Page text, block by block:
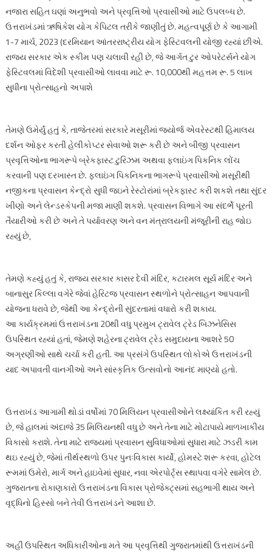
નજારા સહિત ઘણાં અનુભવો અને પ્રવૃત્તિઓ પ્રવાસીઓ માટે ઉપલબ્ધ છે.
ઉત્તરાખંડમાં ઋષિકેશ યોગ કેપિટલ તરીકે જાણીતું છે. મહત્વપૂર્ણ છે કે આગામી
1-7 માર્ચ, 2023 (દરમિયાન આંતરરાષ્ટ્રીય યોગ ફેસ્ટિવલની યોજી રહ્યાં છીએ.
રાજ્ય સરકાર એક સ્કીમ પણ ચલાવી રહી છે, જે આર્ગત ટુર ઓપરેટર્સને યોગ
ફેસ્ટિવલમાં વિદેશી પ્રવાસીઓ લાવવા માટે રૂ. 10,000થી મહત્તમ રૂ. 5 લાખ
સુધીના પ્રોત્સાહનો અપાશે
તેમણે ઉમેર્યું હતું કે, તાજેતરમાં સરકારે મસૂરીમાં જ્યોર્જ એવરેસ્ટથી હિમાલય
દર્શન ઓફર કરતી હેલીકોપ્ટર સેવાઓ શરૂ કરી છે અને બીજી પ્રવાસન
પ્રવૃત્તિઓના ભાગરૂપે બ્રેકફાસ્ટ ટુરિઝમ અથવા ફ્લાઇંગ પિકનિક લોંચ
કરવાની પણ દરખાસ્ત છે. ફ્લાઇંગ પિકનિકના ભાગરૂપે પ્રવાસીઓ મસૂરીથી
નજીકના પ્રવાસન કેન્દ્રો સુધી જઇને રેસ્ટોરાંમાં બ્રેકફાસ્ટ કરી શકશે તથા સુંદર
ખીણો અને લેન્ડસ્કેપની મજા માણી શકશે. પ્રવાસન વિભાગે આ સંદર્ભે પૂરતી
તૈયારીઓ કરી છે અને તે પર્યાવરણ અને વન મંત્રાલયની મંજૂરીની રાહ જોઇ
રહ્યું છે,
તેમણે કહ્યું હતું કે, રાજ્ય સરકાર કાસર દેવી મંદિર, કટારમલ સૂર્ય મંદિર અને
બાનાસુર કિલ્લા વગેરે જેવાં હેરિટજ પ્રવાસન સ્થળોને પ્રોત્સાહન આપવાની
યોજના ધરાવે છે, જેથી આ કેન્દ્રોની સુંદરતામાં વધારો કરી શકાય.
આ કાર્યક્રમમાં ઉત્તરાખંડના 20થી વધુ પ્રમુખ ટ્રાવેલ ટ્રેડ બિઝનેસિસ
ઉપસ્થિત રહ્યાં હતાં, જેમણે શહેરના ટ્રાવેલ ટ્રેડ સમુદાયના આશરે 50
અગ્રણીઓ સાથે ચર્ચા કરી હતી. આ પ્રસંગે ઉપસ્થિત લોકોએ ઉત્તરાખંડની
યાદ અપાવતી વાનગીઓ અને સાંસ્કૃતિક ઉત્સવોનો આનંદ માણ્યો હતો.
ઉત્તરાખંડ આગામી થોડાં વર્ષોમાં 70 મિલિયન પ્રવાસીઓને લક્ષ્યાંકિત કરી રહ્યું
છે, જે હાલમાં અંદાજે 35 મિલિયનથી વધુ છે અને તેના માટે મોટાપાયે માળખાકીય
વિકાસો કરાશે. તેના માટે રાજ્યમાં પ્રવાસન સુવિધાઓમાં સુધારા માટે ઝડરી કામ
થઇ રહ્યું છે, જેમાં તીર્થસ્થળો ઉપર પુનઃવિકાસ કાર્યો, હોમસ્ટે શરૂ કરવા, હોટેલ
રૂમમાં ઉમેરો, માર્ગ અને હાઇવેમાં સુધાર, નવા એરપોર્ટ્સ સ્થાપવા વગેરે સામેલ છે.
ગુજરાતના રોકાણકારો ઉત્તરાખંડના વિકાસ પ્રોજેક્ટ્સમાં સહભાગી થાય અને
વૃદ્ધિનો હિસ્સો બને તેવી ઉત્તરાખંડને આશા છે.
અહીં ઉપસ્થિત અધિકારીઓના મતે આ પ્રવૃત્તિથી ગુજરાતમાંથી ઉત્તરાખંડની